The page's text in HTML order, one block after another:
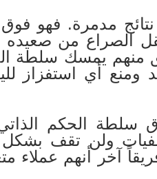
مدمرة. فهو
الصراع من صعيده
منهم يمسك سلطة
ومنع أي استفزاز
سلطة الحكم
ولن تقف
آخر أنهم عملاء